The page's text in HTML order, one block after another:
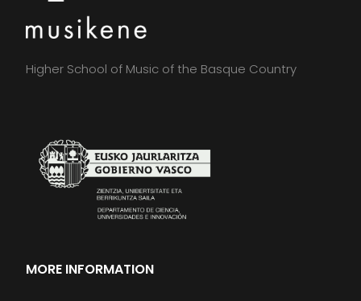
Higher School of Music of the Basque Country
MORE INFORMATION